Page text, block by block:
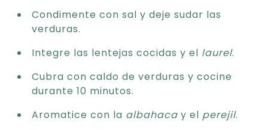
Condimente con sal y deje sudar las
verduras.
Integre las lentejas cocidas y el laurel.
Cubra con caldo de verduras y cocine
durante 10 minutos.
Aromatice con la albahaca y el perejil.